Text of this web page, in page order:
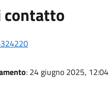
contatto
: 24 giugno 2025, 12:04